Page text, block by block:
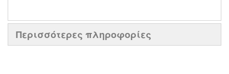
Περισσότερες πληροφορίες